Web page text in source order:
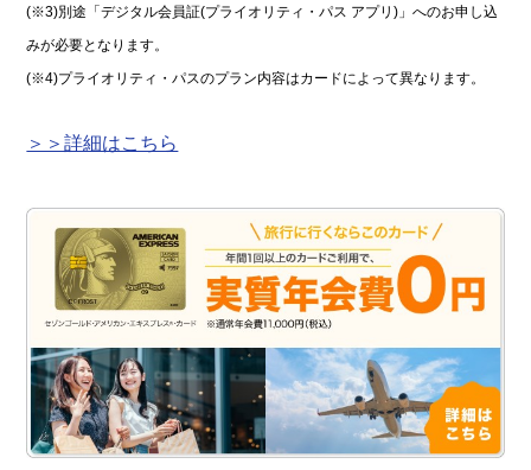
(※3)別途「デジタル会員証(プライオリティ・パス アプリ)」へのお申し込
みが必要となります。
(※4)プライオリティ・パスのプラン内容はカードによって異なります。
＞＞詳細はこちら